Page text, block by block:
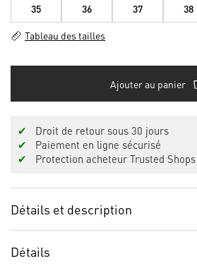
35 36 37 38
Tableau des tailles
Ajouter au panier
✔
Droit de retour sous 30 jours
✔
Paiement en ligne sécurisé
✔
Protection acheteur Trusted Shops
Détails et description
Détails